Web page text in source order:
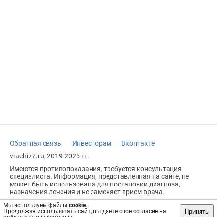
Мы используем файлы cookie.
Продолжая использовать сайт, вы даете свое согласие на
Принять
Обратная связь Инвесторам
Вконтакте
vrachi77.ru, 2019-2026 гг.
Имеются противопоказания, требуется консультация
специалиста. Информация, представленная на сайте, не
может быть использована для постановки диагноза,
назначения лечения и не заменяет прием врача.
Возрастное ограничение: 18+